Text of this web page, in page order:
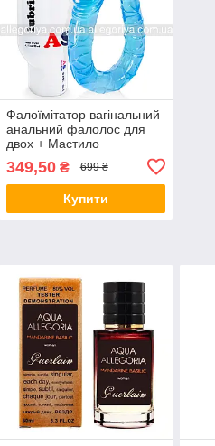
Фалоїмітатор вагінальний
анальний фалолос для
двох + Мастило
універсальне з антисептик
115 ml
349,50₴ 699 ₴
Купити